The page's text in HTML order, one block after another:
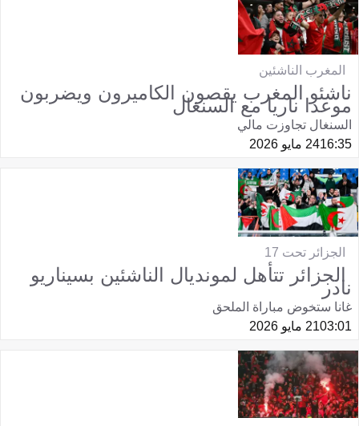
المغرب الناشئين
ناشئو المغرب يقصون الكاميرون ويضربون
موعدا ناريا مع السنغال
السنغال تجاوزت مالي
16:3524 مايو 2026
الجزائر تحت 17
الجزائر تتأهل لمونديال الناشئين بسيناريو
نادر
غانا ستخوض مباراة الملحق
03:0121 مايو 2026